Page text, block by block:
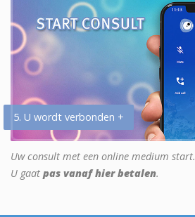
5. U wordt verbonden +
Uw consult met een online medium start.
U gaat pas vanaf hier betalen.